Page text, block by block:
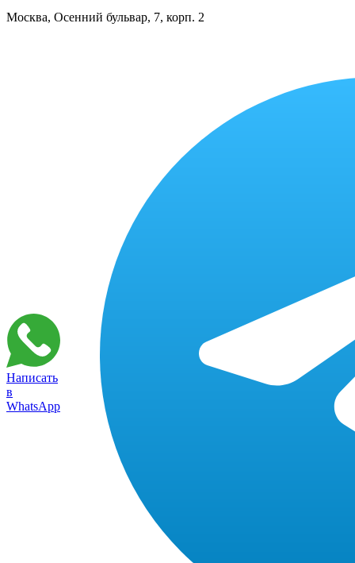
Москва, Осенний бульвар, 7, корп. 2
Написать
в
WhatsApp